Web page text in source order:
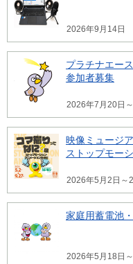
2026年9月14日
プラチナエー
参加者募集
2026年7月20日
映像ミュージ
ストップモー
2026年5月2日～
家庭用蓄電池
2026年5月18日